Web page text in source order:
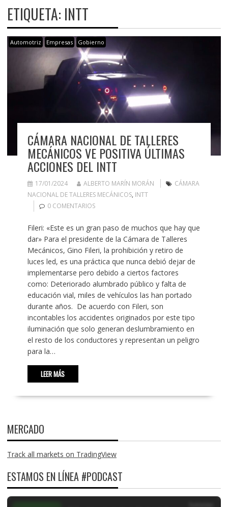
ETIQUETA: INTT
Automotriz Empresas Gobierno
CÁMARA NACIONAL DE TALLERES
MECÁNICOS VE POSITIVA ÚLTIMAS
ACCIONES DEL INTT
17/01/2024 ALBERTO MARÍN MORÁN
CÁMARA
NACIONAL DE TALLERES MECÁNICOS, INTT
0 COMENTARIOS
Fileri: «Este es un gran paso de muchos que hay que
dar» Para el presidente de la Cámara de Talleres
Mecánicos, Gino Fileri, la prohibición y retiro de
luces led, es una práctica que nunca debió dejar de
implementarse pero debido a ciertos factores
como: Deteriorado alumbrado público y falta de
educación vial, miles de vehículos las han portado
durante años. De acuerdo con Fileri, son
incontables los accidentes originados por este tipo
iluminación que solo generan deslumbramiento en
el resto de los conductores y representan un peligro
para la…
LEER MÁS
MERCADO
Track all markets on TradingView
ESTAMOS EN LÍNEA #PODCAST